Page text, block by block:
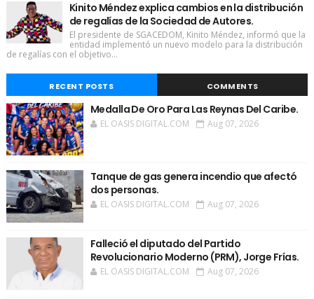
Kinito Méndez explica cambios en la distribución
de regalías de la Sociedad de Autores.
El presidente de SGACEDOM, Kinito Méndez, informó que la
entidad implementó un nuevo modelo para la distribución
de regalías con el objetivo...
RECENT POSTS COMMENTS
Medalla De Oro Para Las Reynas Del Caribe.
EL OASIS DIGITAL.COM Aug 07, 2026
Tanque de gas genera incendio que afectó
dos personas.
EL OASIS DIGITAL.COM Aug 07, 2026
Falleció el diputado del Partido
Revolucionario Moderno (PRM), Jorge Frías.
EL OASIS DIGITAL.COM Aug 07, 2026